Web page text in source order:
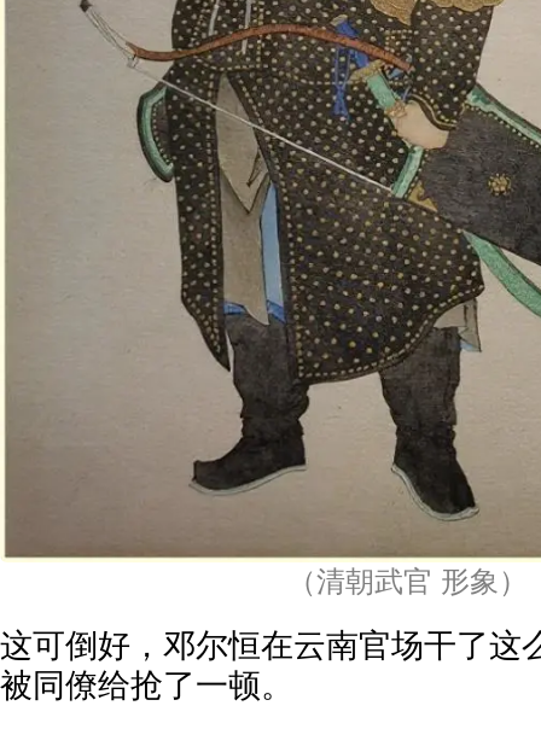
（清朝武官 形象）
这可倒好，邓尔恒在云南官场干了这
被同僚给抢了一顿。